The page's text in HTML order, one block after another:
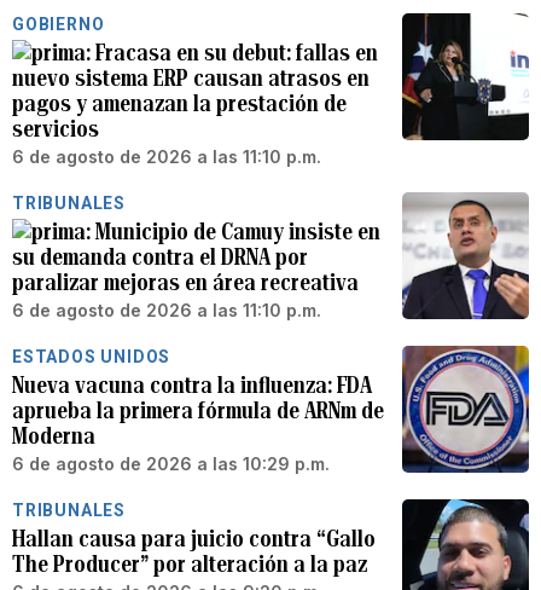
GOBIERNO
Fracasa en su debut: fallas en
nuevo sistema ERP causan atrasos en
pagos y amenazan la prestación de
servicios
6 de agosto de 2026 a las 11:10 p.m.
TRIBUNALES
Municipio de Camuy insiste en
su demanda contra el DRNA por
paralizar mejoras en área recreativa
6 de agosto de 2026 a las 11:10 p.m.
ESTADOS UNIDOS
Nueva vacuna contra la influenza: FDA
aprueba la primera fórmula de ARNm de
Moderna
6 de agosto de 2026 a las 10:29 p.m.
TRIBUNALES
Hallan causa para juicio contra “Gallo
The Producer” por alteración a la paz